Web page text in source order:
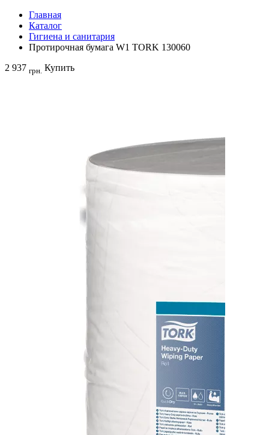
Главная
Каталог
Гигиена и санитария
Протирочная бумага W1 TORK 130060
2 937 грн. Купить